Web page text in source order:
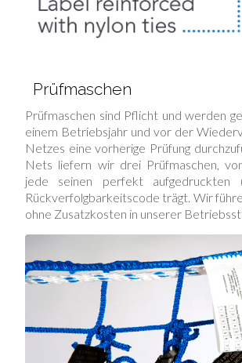
Prüfmaschen
Prüfmaschen sind Pflicht und werden
einem Betriebsjahr und vor der
Netzes eine vorherige Prüfung
Nets liefern wir drei Prüfmaschen,
jede seinen perfekt aufgedruckten
Rückverfolgbarkeitscode trägt. Wir
ohne Zusatzkosten in unserer